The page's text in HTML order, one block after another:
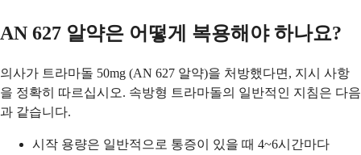
AN 627 알약은 어떻게 복용해야 하나요?
의사가 트라마돌 50mg (AN 627 알약)을 처방했다면, 지시 사항
을 정확히 따르십시오. 속방형 트라마돌의 일반적인 지침은 다음
과 같습니다.
시작 용량은 일반적으로 통증이 있을 때 4~6시간마다